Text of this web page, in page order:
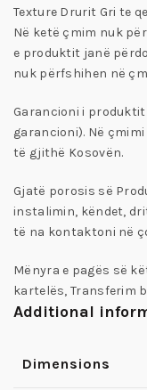
Texture Drurit Gri te
Në ketë çmim nuk
e produktit janë
nuk përfshihen në
Garancioni i
garancioni). Në
të gjithë Kosovën.
Gjatë porosis së
instalimin, këndet,
të na kontaktoni në
Mënyra e pagës së
kartelës, Transferim
Additional
Dimensions